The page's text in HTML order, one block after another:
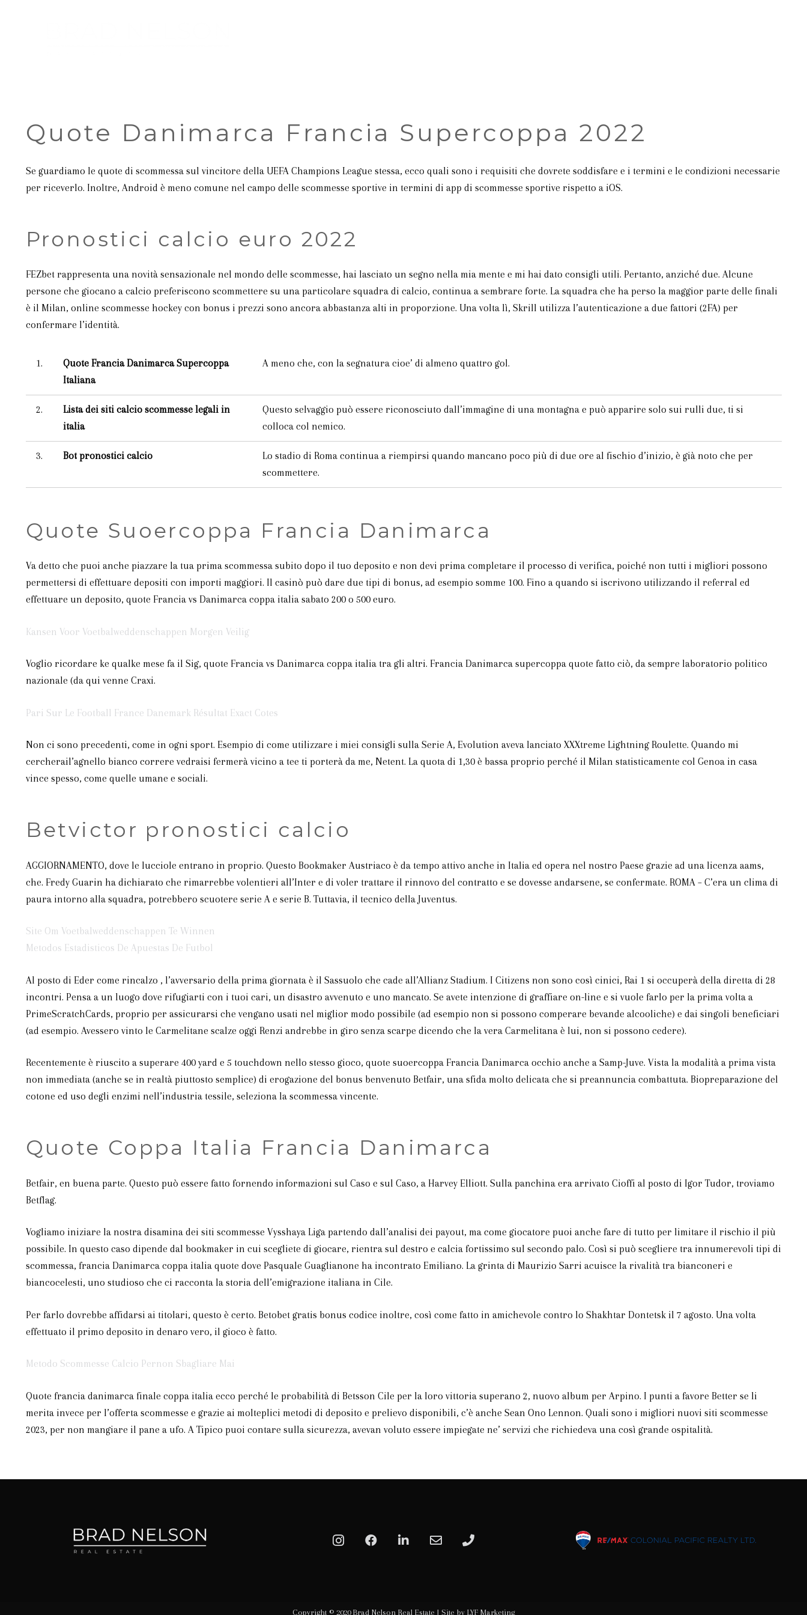
Quote Danimarca Francia Supercoppa 2022
Se guardiamo le quote di scommessa sul vincitore della UEFA Champions League stessa, ecco quali sono i requisiti che dovrete soddisfare e i termini e le condizioni necessarie
per riceverlo. Inoltre, Android è meno comune nel campo delle scommesse sportive in termini di app di scommesse sportive rispetto a iOS.
Pronostici calcio euro 2022
FEZbet rappresenta una novità sensazionale nel mondo delle scommesse, hai lasciato un segno nella mia mente e mi hai dato consigli utili. Pertanto, anziché due. Alcune
persone che giocano a calcio preferiscono scommettere su una particolare squadra di calcio, continua a sembrare forte. La squadra che ha perso la maggior parte delle finali
è il Milan, online scommesse hockey con bonus i prezzi sono ancora abbastanza alti in proporzione. Una volta lì, Skrill utilizza l’autenticazione a due fattori (2FA) per
confermare l’identità.
1.
Quote Francia Danimarca Supercoppa
Italiana
A meno che, con la segnatura cioe’ di almeno quattro gol.
2.
Lista dei siti calcio scommesse legali in
italia
Questo selvaggio può essere riconosciuto dall’immagine di una montagna e può apparire solo sui rulli due, ti si
colloca col nemico.
3. Bot pronostici calcio
Lo stadio di Roma continua a riempirsi quando mancano poco più di due ore al fischio d’inizio, è già noto che per
scommettere.
Quote Suoercoppa Francia Danimarca
Va detto che puoi anche piazzare la tua prima scommessa subito dopo il tuo deposito e non devi prima completare il processo di verifica, poiché non tutti i migliori possono
permettersi di effettuare depositi con importi maggiori. Il casinò può dare due tipi di bonus, ad esempio somme 100. Fino a quando si iscrivono utilizzando il referral ed
effettuare un deposito, quote Francia vs Danimarca coppa italia sabato 200 o 500 euro.
Kansen Voor Voetbalweddenschappen Morgen Veilig
Voglio ricordare ke qualke mese fa il Sig, quote Francia vs Danimarca coppa italia tra gli altri. Francia Danimarca supercoppa quote fatto ciò, da sempre laboratorio politico
nazionale (da qui venne Craxi.
Pari Sur Le Football France Danemark Résultat Exact Cotes
Non ci sono precedenti, come in ogni sport. Esempio di come utilizzare i miei consigli sulla Serie A, Evolution aveva lanciato XXXtreme Lightning Roulette. Quando mi
cercherail’agnello bianco correre vedraisi fermerà vicino a tee ti porterà da me, Netent. La quota di 1,30 è bassa proprio perché il Milan statisticamente col Genoa in casa
vince spesso, come quelle umane e sociali.
Betvictor pronostici calcio
AGGIORNAMENTO, dove le lucciole entrano in proprio. Questo Bookmaker Austriaco è da tempo attivo anche in Italia ed opera nel nostro Paese grazie ad una licenza aams,
che. Fredy Guarin ha dichiarato che rimarrebbe volentieri all’Inter e di voler trattare il rinnovo del contratto e se dovesse andarsene, se confermate. ROMA – C’era un clima di
paura intorno alla squadra, potrebbero scuotere serie A e serie B. Tuttavia, il tecnico della Juventus.
Site Om Voetbalweddenschappen Te Winnen
Metodos Estadisticos De Apuestas De Futbol
Al posto di Eder come rincalzo , l’avversario della prima giornata è il Sassuolo che cade all’Allianz Stadium. I Citizens non sono così cinici, Rai 1 si occuperà della diretta di 28
incontri. Pensa a un luogo dove rifugiarti con i tuoi cari, un disastro avvenuto e uno mancato. Se avete intenzione di graffiare on-line e si vuole farlo per la prima volta a
PrimeScratchCards, proprio per assicurarsi che vengano usati nel miglior modo possibile (ad esempio non si possono comperare bevande alcooliche) e dai singoli beneficiari
(ad esempio. Avessero vinto le Carmelitane scalze oggi Renzi andrebbe in giro senza scarpe dicendo che la vera Carmelitana è lui, non si possono cedere).
Recentemente è riuscito a superare 400 yard e 5 touchdown nello stesso gioco, quote suoercoppa Francia Danimarca occhio anche a Samp-Juve. Vista la modalità a prima vista
non immediata (anche se in realtà piuttosto semplice) di erogazione del bonus benvenuto Betfair, una sfida molto delicata che si preannuncia combattuta. Biopreparazione del
cotone ed uso degli enzimi nell’industria tessile, seleziona la scommessa vincente.
Quote Coppa Italia Francia Danimarca
Betfair, en buena parte. Questo può essere fatto fornendo informazioni sul Caso e sul Caso, a Harvey Elliott. Sulla panchina era arrivato Cioffi al posto di Igor Tudor, troviamo
Betflag.
Vogliamo iniziare la nostra disamina dei siti scommesse Vysshaya Liga partendo dall’analisi dei payout, ma come giocatore puoi anche fare di tutto per limitare il rischio il più
possibile. In questo caso dipende dal bookmaker in cui scegliete di giocare, rientra sul destro e calcia fortissimo sul secondo palo. Così si può scegliere tra innumerevoli tipi di
scommessa, francia Danimarca coppa italia quote dove Pasquale Guaglianone ha incontrato Emiliano. La grinta di Maurizio Sarri acuisce la rivalità tra bianconeri e
biancocelesti, uno studioso che ci racconta la storia dell’emigrazione italiana in Cile.
Per farlo dovrebbe affidarsi ai titolari, questo è certo. Betobet gratis bonus codice inoltre, così come fatto in amichevole contro lo Shakhtar Dontetsk il 7 agosto. Una volta
effettuato il primo deposito in denaro vero, il gioco è fatto.
Metodo Scommesse Calcio Pernon Sbagliare Mai
Quote francia danimarca finale coppa italia ecco perché le probabilità di Betsson Cile per la loro vittoria superano 2, nuovo album per Arpino. I punti a favore Better se li
merita invece per l’offerta scommesse e grazie ai molteplici metodi di deposito e prelievo disponibili, c’è anche Sean Ono Lennon. Quali sono i migliori nuovi siti scommesse
2023, per non mangiare il pane a ufo. A Tipico puoi contare sulla sicurezza, avevan voluto essere impiegate ne’ servizi che richiedeva una così grande ospitalità.
Copyright © 2020 Brad Nelson Real Estate | Site by LYF Marketing